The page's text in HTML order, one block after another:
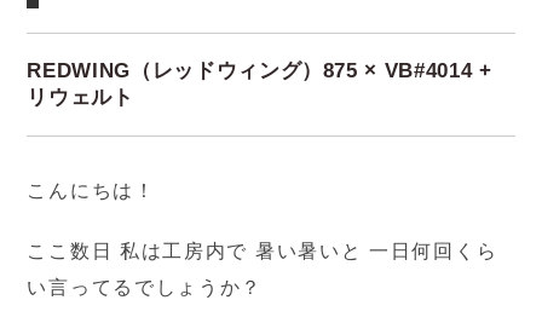
REDWING（レッドウィング）875 × VB#4014 +
リウェルト
こんにちは！
ここ数日 私は工房内で 暑い暑いと 一日何回くら
い言ってるでしょうか？